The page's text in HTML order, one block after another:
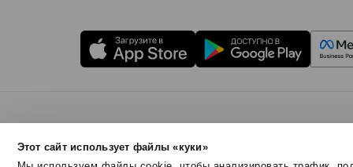
Этот сайт использует файлы «куки»
© 2015 - 2026. SendPulse Inc. Все права